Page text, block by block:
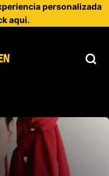
personalizada
aqui.